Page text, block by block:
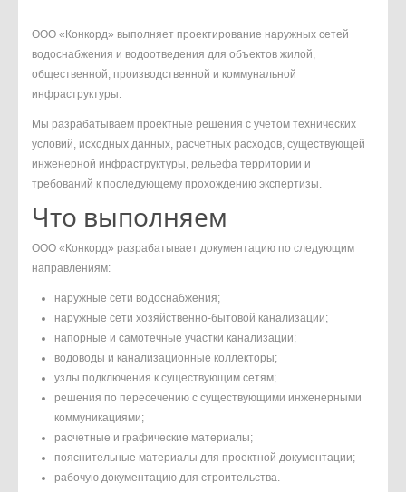
ООО «Конкорд» выполняет проектирование наружных сетей
водоснабжения и водоотведения для объектов жилой,
общественной, производственной и коммунальной
инфраструктуры.
Мы разрабатываем проектные решения с учетом технических
условий, исходных данных, расчетных расходов, существующей
инженерной инфраструктуры, рельефа территории и
требований к последующему прохождению экспертизы.
Что выполняем
ООО «Конкорд» разрабатывает документацию по следующим
направлениям:
наружные сети водоснабжения;
наружные сети хозяйственно-бытовой канализации;
напорные и самотечные участки канализации;
водоводы и канализационные коллекторы;
узлы подключения к существующим сетям;
решения по пересечению с существующими инженерными
коммуникациями;
расчетные и графические материалы;
пояснительные материалы для проектной документации;
рабочую документацию для строительства.